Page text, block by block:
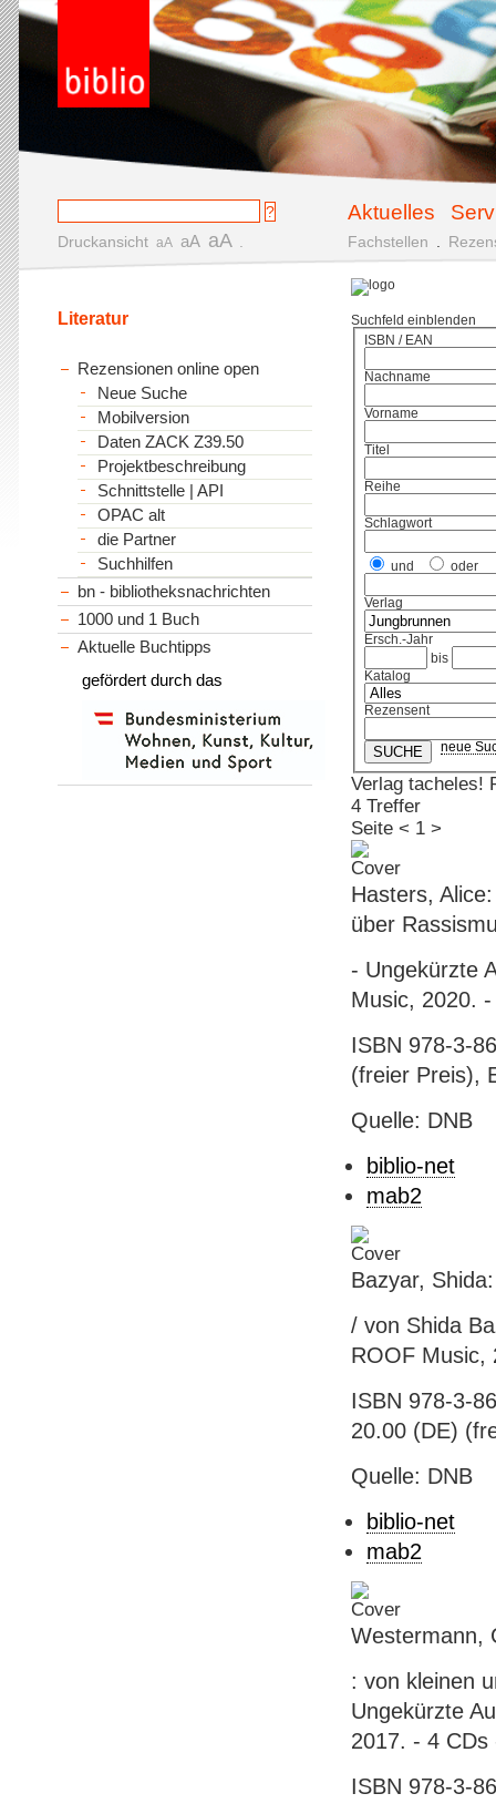
Aktuelles
Druckansicht aA aA aA Fachstellen
Suchfeld einblenden
ISBN / EAN
Nachname
Vorname
Titel
Reihe
Schlagwort
und oder
Verlag
Ersch.-Jahr
bis
Katalog
Rezensent
neue
Verlag tacheles!
4 Treffer
Seite < 1 >
Hasters,
über
- Ungekürzte
Music, 2020.
ISBN 978-3-
(freier Preis),
Quelle: DNB
biblio-net
mab2
Bazyar,
/ von Shida
ROOF Music,
ISBN 978-3-
20.00 (DE)
Quelle: DNB
biblio-net
mab2
Westermann,
: von kleinen
Ungekürzte
2017. - 4
ISBN 978-3-
Literatur
Rezensionen online open
Neue Suche
Mobilversion
Daten ZACK Z39.50
Projektbeschreibung
Schnittstelle | API
OPAC alt
die Partner
Suchhilfen
bn - bibliotheksnachrichten
1000 und 1 Buch
Aktuelle Buchtipps
gefördert durch das